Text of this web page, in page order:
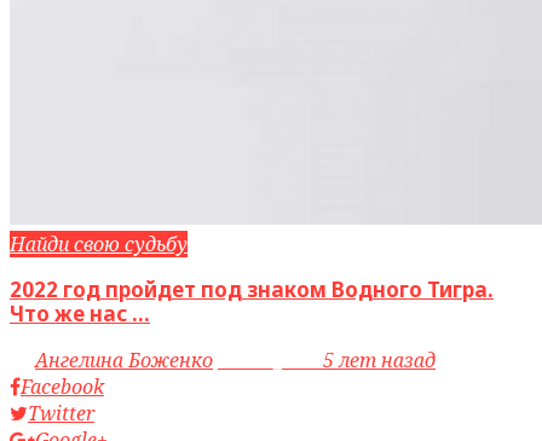
Найди свою судьбу
2022 год пройдет под знаком Водного Тигра.
Что же нас ...
byАнгелина Боженко
5 лет назад
Facebook
Twitter